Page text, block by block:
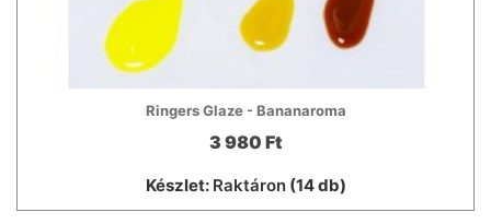
Ringers Glaze - Bananaroma
3 980 Ft
Készlet: Raktáron(14 db)